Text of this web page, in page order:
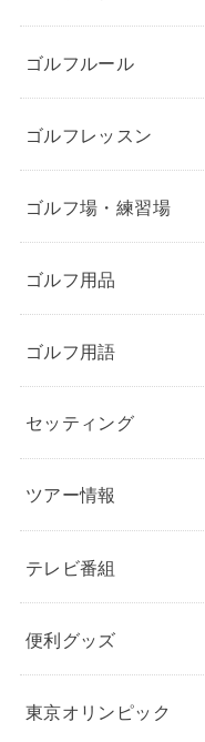
ゴルフルール
ゴルフレッスン
ゴルフ場・練習場
ゴルフ用品
ゴルフ用語
セッティング
ツアー情報
テレビ番組
便利グッズ
東京オリンピック